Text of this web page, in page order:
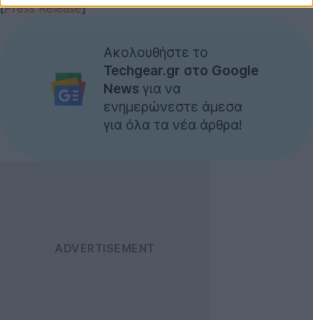
[Press Release]
Ακολουθήστε το
Techgear.gr στο Google
News για να
ενημερώνεστε άμεσα
για όλα τα νέα άρθρα!